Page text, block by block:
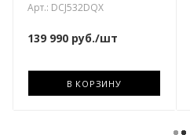
Арт.: DCJ532DQX
139 990 руб./шт
В КОРЗИНУ